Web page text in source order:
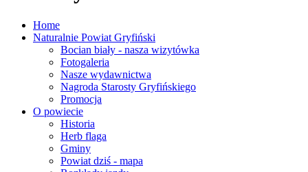
Home
Naturalnie Powiat Gryfiński
Bocian biały - nasza wizytówka
Fotogaleria
Nasze wydawnictwa
Nagroda Starosty Gryfińskiego
Promocja
O powiecie
Historia
Herb flaga
Gminy
Powiat dziś - mapa